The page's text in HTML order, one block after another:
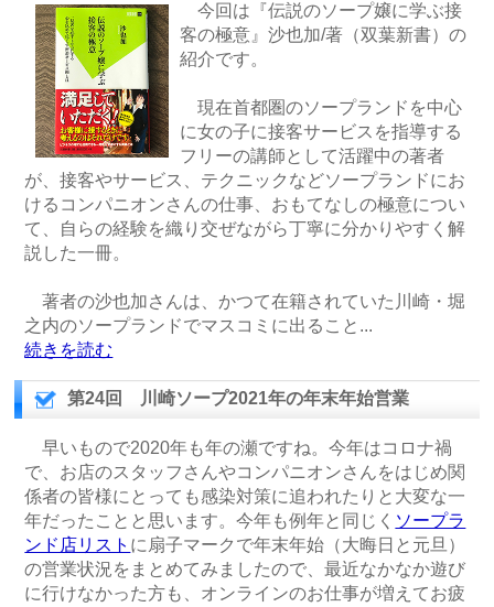
今回は『伝説のソープ嬢に学ぶ接
客の極意』沙也加/著（双葉新書）の
紹介です。
現在首都圏のソープランドを中心
に女の子に接客サービスを指導する
フリーの講師として活躍中の著者
が、接客やサービス、テクニックなどソープランドにお
けるコンパニオンさんの仕事、おもてなしの極意につい
て、自らの経験を織り交ぜながら丁寧に分かりやすく解
説した一冊。
著者の沙也加さんは、かつて在籍されていた川崎・堀
之内のソープランドでマスコミに出ること ...
続きを読む
第24回 川崎ソープ2021年の年末年始営業
早いもので2020年も年の瀬ですね。今年はコロナ禍
で、お店のスタッフさんやコンパニオンさんをはじめ関
係者の皆様にとっても感染対策に追われたりと大変な一
年だったことと思います。今年も例年と同じく ソープラ
ンド店リスト に扇子マークで年末年始（大晦日と元旦）
の営業状況をまとめてみましたので、最近なかなか遊び
に行けなかった方も、オンラインのお仕事が増えてお疲